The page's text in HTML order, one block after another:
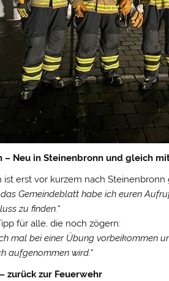
– Neu in Steinenbronn und gleich
ist erst vor kurzem nach
das Gemeindeblatt habe ich euren
zu finden.“
für alle, die noch zögern:
mal bei einer Übung vorbeikommen
aufgenommen wird.“
zurück zur Feuerwehr